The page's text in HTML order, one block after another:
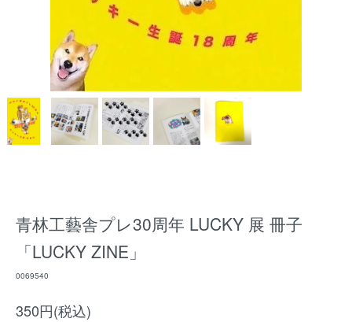
青林工藝舎プレ30周年 LUCKY 展 冊子
「LUCKY ZINE」
0069540
350円(税込)